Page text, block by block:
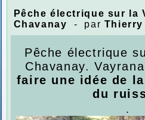
Pêche électrique sur la
Chavanay
- par Thierry
Pêche électrique
Chavanay.
faire une idée de
du
.